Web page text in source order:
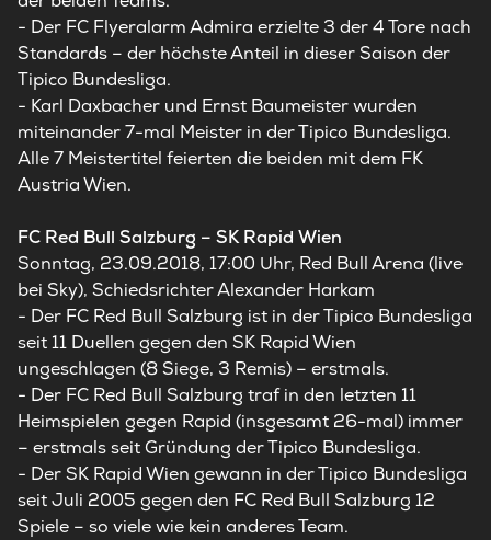
- Der FC Flyeralarm Admira erzielte 3 der 4 Tore nach
Standards – der höchste Anteil in dieser Saison der
Tipico Bundesliga.
- Karl Daxbacher und Ernst Baumeister wurden
miteinander 7-mal Meister in der Tipico Bundesliga.
Alle 7 Meistertitel feierten die beiden mit dem FK
Austria Wien.
FC Red Bull Salzburg – SK Rapid Wien
Sonntag, 23.09.2018, 17:00 Uhr, Red Bull Arena (live
bei Sky), Schiedsrichter Alexander Harkam
- Der FC Red Bull Salzburg ist in der Tipico Bundesliga
seit 11 Duellen gegen den SK Rapid Wien
ungeschlagen (8 Siege, 3 Remis) – erstmals.
- Der FC Red Bull Salzburg traf in den letzten 11
Heimspielen gegen Rapid (insgesamt 26-mal) immer
– erstmals seit Gründung der Tipico Bundesliga.
- Der SK Rapid Wien gewann in der Tipico Bundesliga
seit Juli 2005 gegen den FC Red Bull Salzburg 12
Spiele – so viele wie kein anderes Team.